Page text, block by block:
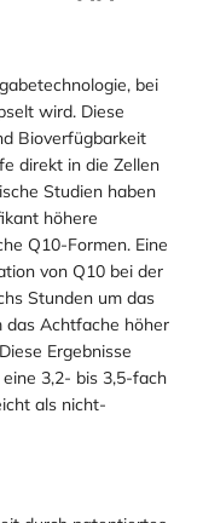
bei
wird. Diese
Bioverfügbarkeit
direkt in die Zellen
Studien haben
höhere
Q10-Formen. Eine
von Q10 bei der
Stunden um das
das Achtfache höher
Ergebnisse
3,2- bis 3,5-fach
als nicht-